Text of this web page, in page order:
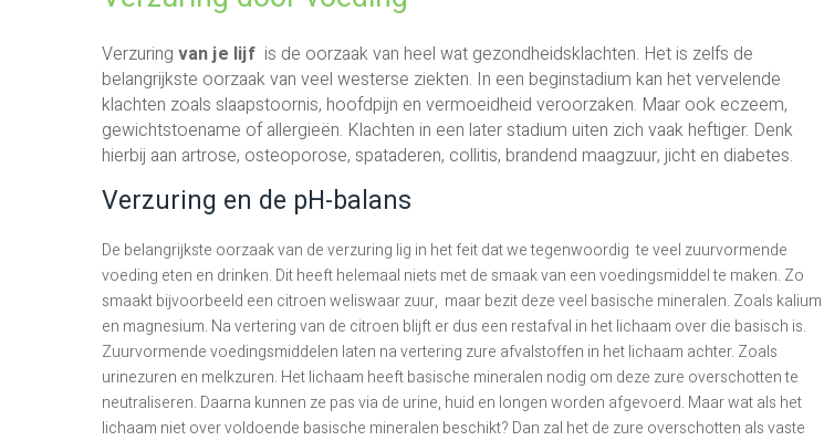
Verzuring van je lijf is de oorzaak van heel wat gezondheidsklachten. Het is zelfs de
belangrijkste oorzaak van veel westerse ziekten. In een beginstadium kan het vervelende
klachten zoals slaapstoornis, hoofdpijn en vermoeidheid veroorzaken. Maar ook eczeem,
gewichtstoename of allergieën. Klachten in een later stadium uiten zich vaak heftiger. Denk
hierbij aan artrose, osteoporose, spataderen, collitis, brandend maagzuur, jicht en diabetes.
Verzuring en de pH-balans
De belangrijkste oorzaak van de verzuring lig in het feit dat we tegenwoordig te veel zuurvormende
voeding eten en drinken. Dit heeft helemaal niets met de smaak van een voedingsmiddel te maken. Zo
smaakt bijvoorbeeld een citroen weliswaar zuur, maar bezit deze veel basische mineralen. Zoals kalium
en magnesium. Na vertering van de citroen blijft er dus een restafval in het lichaam over die basisch is.
Zuurvormende voedingsmiddelen laten na vertering zure afvalstoffen in het lichaam achter. Zoals
urinezuren en melkzuren. Het lichaam heeft basische mineralen nodig om deze zure overschotten te
neutraliseren. Daarna kunnen ze pas via de urine, huid en longen worden afgevoerd. Maar wat als het
lichaam niet over voldoende basische mineralen beschikt? Dan zal het de zure overschotten als vaste